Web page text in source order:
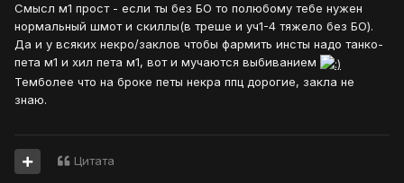
Смысл м1 прост - если ты без БО то полюбому тебе нужен
нормальный шмот и скиллы(в треше и уч1-4 тяжело без БО).
Да и у всяких некро/заклов чтобы фармить инсты надо танко-
пета м1 и хил пета м1, вот и мучаются выбиванием
Темболее что на броке петы некра ппц дорогие, закла не
знаю.
Цитата